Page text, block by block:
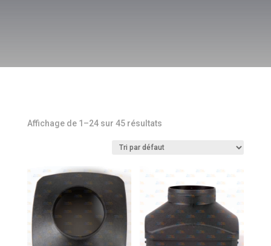
Affichage de 1–24 sur 45 résultats